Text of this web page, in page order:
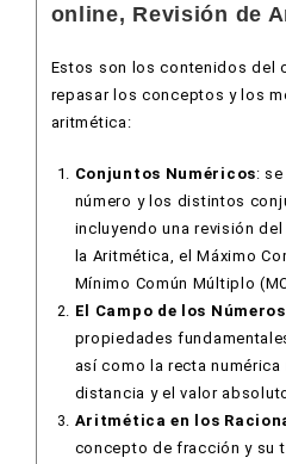
online, Revisión de
Estos son los contenidos del
repasar los conceptos y los
aritmética:
Conjuntos Numéricos:
número y los distintos
incluyendo una revisión
la Aritmética, el Máximo
Mínimo Común Múltiplo
El Campo de los
propiedades
así como la recta
distancia y el valor
Aritmética en los
concepto de fracción y su